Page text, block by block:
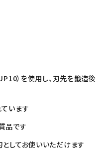
）を使用し、刃先を鍛造後
います
品です
してお使いいただけます